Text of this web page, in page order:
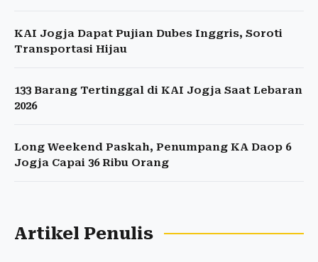
KAI Jogja Dapat Pujian Dubes Inggris, Soroti
Transportasi Hijau
133 Barang Tertinggal di KAI Jogja Saat Lebaran
2026
Long Weekend Paskah, Penumpang KA Daop 6
Jogja Capai 36 Ribu Orang
Artikel Penulis